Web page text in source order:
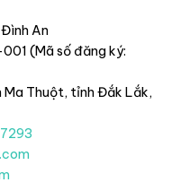
An
(Mã số đăng ký:
Ma Thuột, tỉnh Đắk Lắk,